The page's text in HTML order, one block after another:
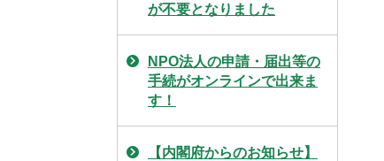
が不要となりました
NPO法人の申請・届出等の
手続がオンラインで出来ま
す！
【内閣府からのお知らせ】